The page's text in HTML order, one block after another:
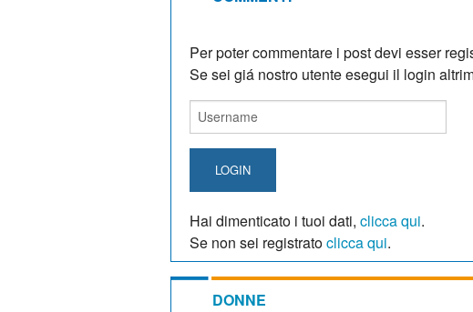
Per poter commentare i post devi esser
Se sei giá nostro utente esegui il login
LOGIN
Hai dimenticato i tuoi dati, clicca qui.
Se non sei registratoclicca qui.
DONNE